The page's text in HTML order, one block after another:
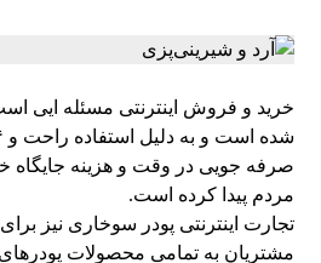
خرید و فروش اینترنتی مسئله ایی
صرفه جویی در وقت و هزینه جایگاه
مردم پیدا کرده است.
تجارت اینترنتی پودر سوخاری نیز
مشتریان به تمامی محصولات